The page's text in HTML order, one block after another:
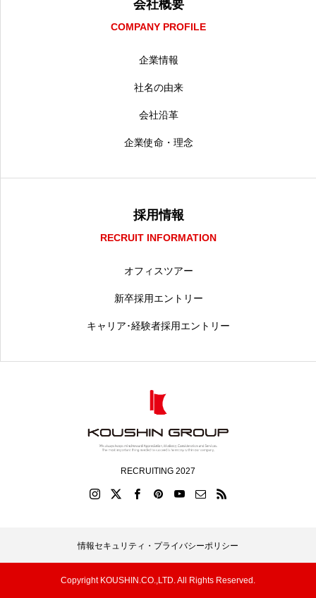
会社概要
COMPANY PROFILE
企業情報
社名の由来
会社沿革
企業使命・理念
採用情報
RECRUIT INFORMATION
オフィスツアー
新卒採用エントリー
キャリア･経験者採用エントリー
RECRUITING 2027
情報セキュリティ・プライバシーポリシー
Copyright KOUSHIN.CO.,LTD. All Rights Reserved.